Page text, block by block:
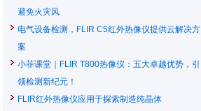
避免火灾风
电气设备检测，FLIR C5红外热像仪提供云解决方
案
小菲课堂｜FLIR T800热像仪：五大卓越优势，引
领检测新纪元！
FLIR红外热像仪应用于探索制造纯晶体